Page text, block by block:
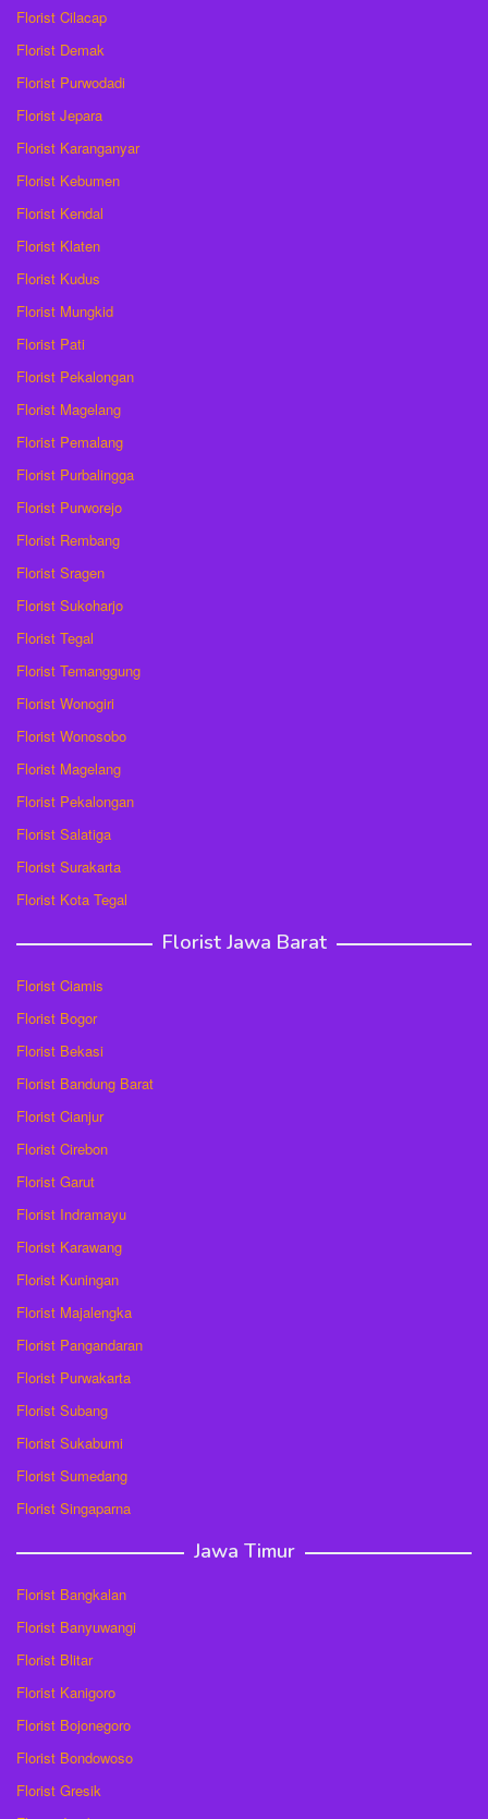
Florist Cilacap
Florist Demak
Florist Purwodadi
Florist Jepara
Florist Karanganyar
Florist Kebumen
Florist Kendal
Florist Klaten
Florist Kudus
Florist Mungkid
Florist Pati
Florist Pekalongan
Florist Magelang
Florist Pemalang
Florist Purbalingga
Florist Purworejo
Florist Rembang
Florist Sragen
Florist Sukoharjo
Florist Tegal
Florist Temanggung
Florist Wonogiri
Florist Wonosobo
Florist Magelang
Florist Pekalongan
Florist Salatiga
Florist Surakarta
Florist Kota Tegal
Florist Jawa Barat
Florist Ciamis
Florist Bogor
Florist Bekasi
Florist Bandung Barat
Florist Cianjur
Florist Cirebon
Florist Garut
Florist Indramayu
Florist Karawang
Florist Kuningan
Florist Majalengka
Florist Pangandaran
Florist Purwakarta
Florist Subang
Florist Sukabumi
Florist Sumedang
Florist Singaparna
Jawa Timur
Florist Bangkalan
Florist Banyuwangi
Florist Blitar
Florist Kanigoro
Florist Bojonegoro
Florist Bondowoso
Florist Gresik